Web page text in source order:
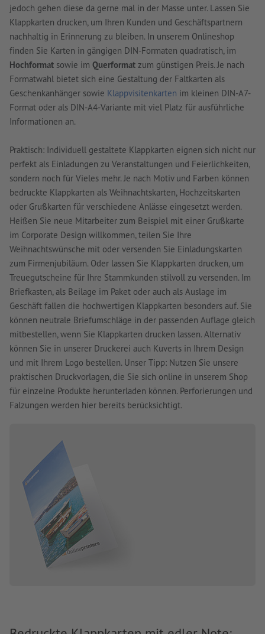
jedoch gehen diese da gerne mal in der Masse unter. Lassen Sie
Klappkarten drucken, um Ihren Kunden und Geschäftspartnern
nachhaltig in Erinnerung zu bleiben. In unserem Onlineshop
finden Sie Karten in gängigen DIN-Formaten quadratisch, im
Hochformat sowie im Querformat zum günstigen Preis. Je nach
Formatwahl bietet sich eine Gestaltung der Faltkarten als
Geschenkanhänger sowie Klappvisitenkarten im kleinen DIN-A7-
Format oder als DIN-A4-Variante mit viel Platz für ausführliche
Informationen an.
Praktisch: Individuell gestaltete Klappkarten eignen sich nicht nur
perfekt als Einladungen zu Veranstaltungen und Feierlichkeiten,
sondern noch für Vieles mehr. Je nach Motiv und Farben können
bedruckte Klappkarten als Weihnachtskarten, Hochzeitskarten
oder Grußkarten für verschiedene Anlässe eingesetzt werden.
Heißen Sie neue Mitarbeiter zum Beispiel mit einer Grußkarte
im Corporate Design willkommen, teilen Sie Ihre
Weihnachtswünsche mit oder versenden Sie Einladungskarten
zum Firmenjubiläum. Oder lassen Sie Klappkarten drucken, um
Treuegutscheine für Ihre Stammkunden stilvoll zu versenden. Im
Briefkasten, als Beilage im Paket oder auch als Auslage im
Geschäft fallen die hochwertigen Klappkarten besonders auf. Sie
können neutrale Briefumschläge in der passenden Auflage gleich
mitbestellen, wenn Sie Klappkarten drucken lassen. Alternativ
können Sie in unserer Druckerei auch Kuverts in Ihrem Design
und mit Ihrem Logo bestellen. Unser Tipp: Nutzen Sie unsere
praktischen Druckvorlagen, die Sie sich online in unserem Shop
für einzelne Produkte herunterladen können. Perforierungen und
Falzungen werden hier bereits berücksichtigt.